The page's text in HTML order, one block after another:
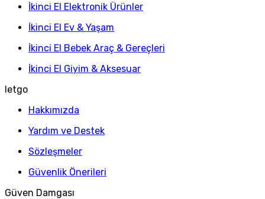
İkinci El Elektronik Ürünler
İkinci El Ev & Yaşam
İkinci El Bebek Araç & Gereçleri
İkinci El Giyim & Aksesuar
letgo
Hakkımızda
Yardım ve Destek
Sözleşmeler
Güvenlik Önerileri
Güven Damgası